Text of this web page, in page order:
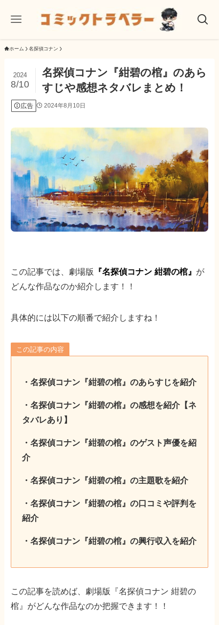
ホーム 名探偵コナン
名探偵コナン『紺碧の棺』のあら
すじや感想ネタバレまとめ！
2024
8/10
広告 2024年8月10日
この記事では、劇場版 『名探偵コナン 紺碧の棺』 が
どんな作品なのか紹介します！！
具体的には以下の順番で紹介しますね！
この記事の内容
・名探偵コナン『紺碧の棺』のあらすじを紹介
・名探偵コナン『紺碧の棺』の感想を紹介【ネ
タバレあり】
・名探偵コナン『紺碧の棺』のゲスト声優を紹
介
・名探偵コナン『紺碧の棺』の主題歌を紹介
・名探偵コナン『紺碧の棺』の口コミや評判を
紹介
・名探偵コナン『紺碧の棺』の興行収入を紹介
この記事を読めば、劇場版『名探偵コナン 紺碧の
棺』がどんな作品なのか把握できます！！